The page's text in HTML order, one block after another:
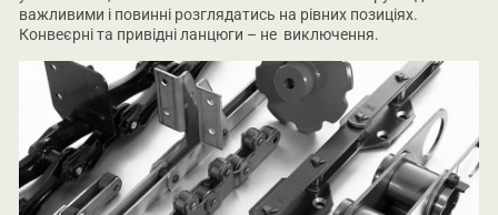
важливими і повинні розглядатись на рівних позиціях.
Конвеєрні та привідні ланцюги – не виключення.